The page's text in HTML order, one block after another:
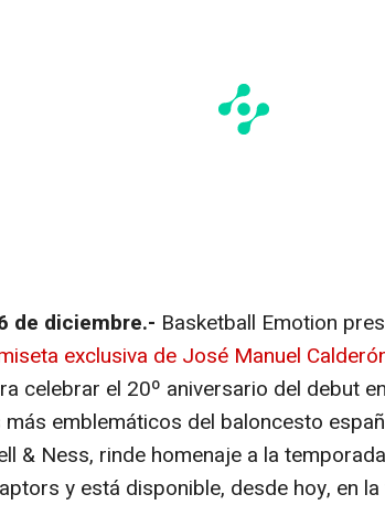
de diciembre.- Basketball Emotion
exclusiva de José Manuel
celebrar el 20º aniversario del debut
emblemáticos del baloncesto
& Ness, rinde homenaje a la
y está disponible, desde hoy, en